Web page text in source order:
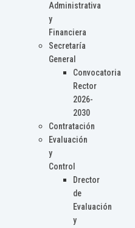
Administrativa
y
Financiera
Secretaría
General
Convocatoria
Rector
2026-
2030
Contratación
Evaluación
y
Control
Drector
de
Evaluación
y